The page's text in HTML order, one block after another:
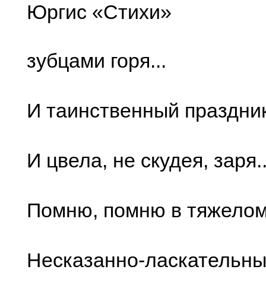
Юргис «Стихи»
зубцами горя...
И таинственный
И цвела, не скудея,
Помню, помню в
Несказанно-